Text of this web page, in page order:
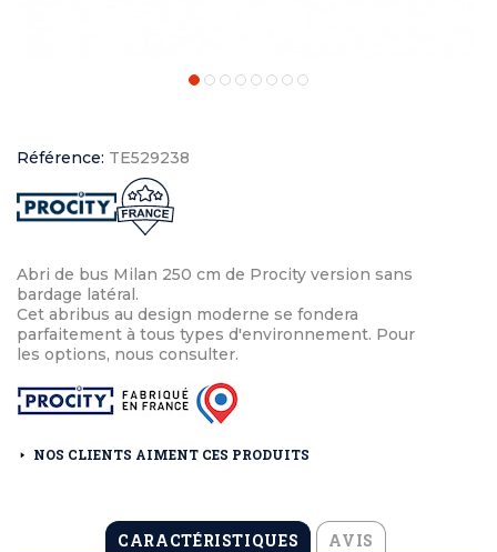
Référence: TE529238
Abri de bus Milan 250 cm de Procity version sans
bardage latéral.
Cet abribus au design moderne se fondera
parfaitement à tous types d'environnement. Pour
les options, nous consulter.
NOS CLIENTS AIMENT CES PRODUITS
CARACTÉRISTIQUES AVIS